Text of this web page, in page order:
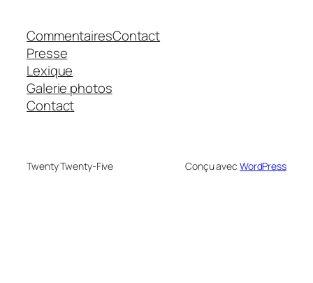
Commentaires
Presse
Lexique
Galerie photos
Contact
Contact
Twenty Twenty-Five Conçu avec WordPress